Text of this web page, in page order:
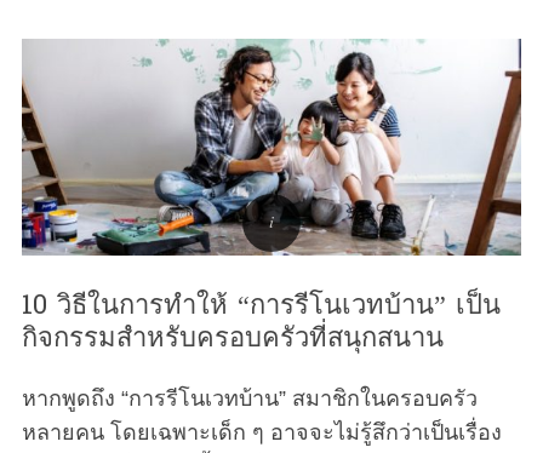
10 วิธีในการทำให้ “การรีโนเวทบ้าน” เป็น
กิจกรรมสำหรับครอบครัวที่สนุกสนาน
หากพูดถึง “การรีโนเวทบ้าน” สมาชิกในครอบครัว
หลายคน โดยเฉพาะเด็ก ๆ อาจจะไม่รู้สึกว่าเป็นเรื่อง